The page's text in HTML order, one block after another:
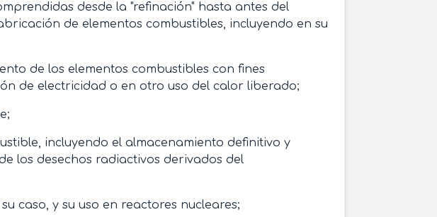
desde la "refinación" hasta antes del
de elementos combustibles, incluyendo en su
de los elementos combustibles con fines
de electricidad o en otro uso del calor liberado;
incluyendo el almacenamiento definitivo y
los desechos radiactivos derivados del
caso, y su uso en reactores nucleares;